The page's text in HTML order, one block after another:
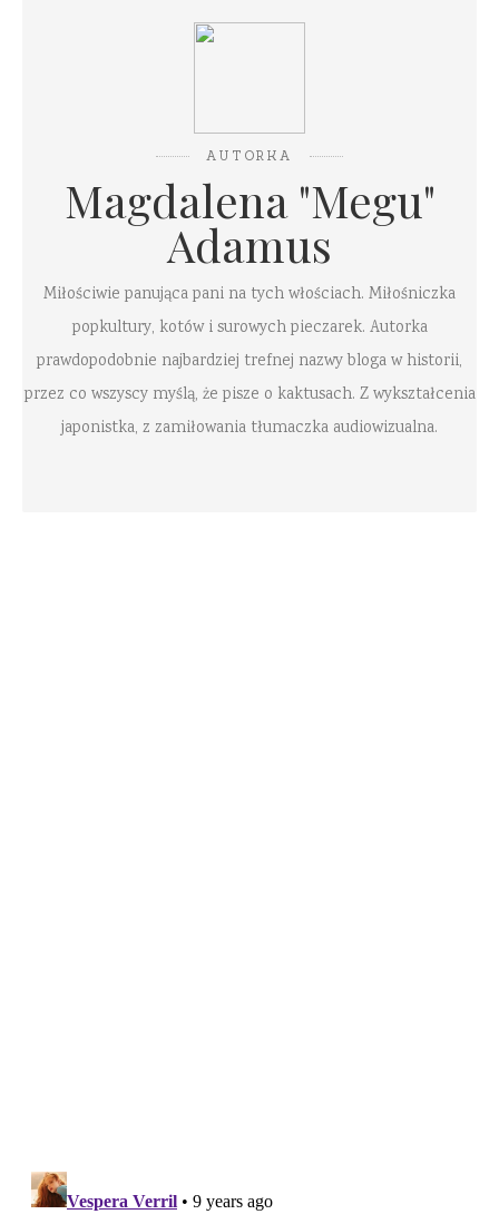
AUTORKA
Magdalena "Megu"
Adamus
Miłościwie panująca pani na tych włościach. Miłośniczka
popkultury, kotów i surowych pieczarek. Autorka
prawdopodobnie najbardziej trefnej nazwy bloga w historii,
przez co wszyscy myślą, że pisze o kaktusach. Z wykształcenia
japonistka, z zamiłowania tłumaczka audiowizualna.